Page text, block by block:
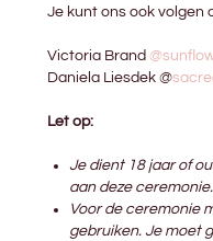
Je kunt ons ook volgen
Victoria Brand
Daniela Liesdek @
Let op:
Je dient 18 jaar of
aan deze ceremonie.
Voor de ceremonie
gebruiken. Je moet